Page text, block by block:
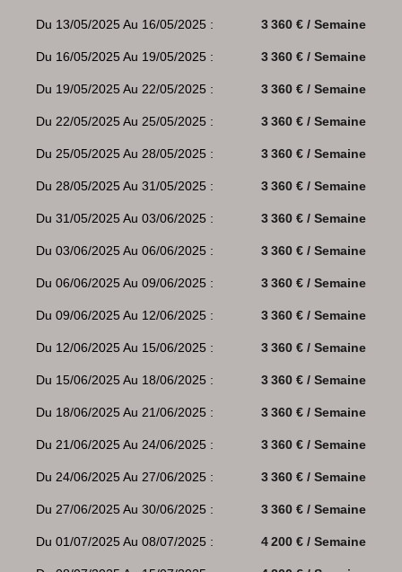
Du 13/05/2025 Au 16/05/2025 : 3 360 € / Semaine
Du 16/05/2025 Au 19/05/2025 : 3 360 € / Semaine
Du 19/05/2025 Au 22/05/2025 : 3 360 € / Semaine
Du 22/05/2025 Au 25/05/2025 : 3 360 € / Semaine
Du 25/05/2025 Au 28/05/2025 : 3 360 € / Semaine
Du 28/05/2025 Au 31/05/2025 : 3 360 € / Semaine
Du 31/05/2025 Au 03/06/2025 : 3 360 € / Semaine
Du 03/06/2025 Au 06/06/2025 : 3 360 € / Semaine
Du 06/06/2025 Au 09/06/2025 : 3 360 € / Semaine
Du 09/06/2025 Au 12/06/2025 : 3 360 € / Semaine
Du 12/06/2025 Au 15/06/2025 : 3 360 € / Semaine
Du 15/06/2025 Au 18/06/2025 : 3 360 € / Semaine
Du 18/06/2025 Au 21/06/2025 : 3 360 € / Semaine
Du 21/06/2025 Au 24/06/2025 : 3 360 € / Semaine
Du 24/06/2025 Au 27/06/2025 : 3 360 € / Semaine
Du 27/06/2025 Au 30/06/2025 : 3 360 € / Semaine
Du 01/07/2025 Au 08/07/2025 : 4 200 € / Semaine